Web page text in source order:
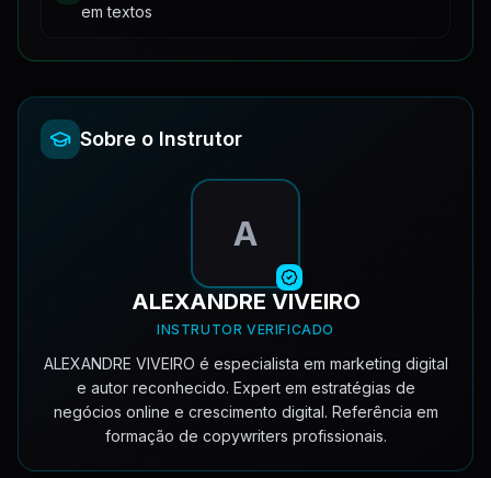
em textos
Sobre o Instrutor
A
ALEXANDRE VIVEIRO
INSTRUTOR VERIFICADO
ALEXANDRE VIVEIRO é especialista em marketing digital
e autor reconhecido. Expert em estratégias de
negócios online e crescimento digital. Referência em
formação de copywriters profissionais.